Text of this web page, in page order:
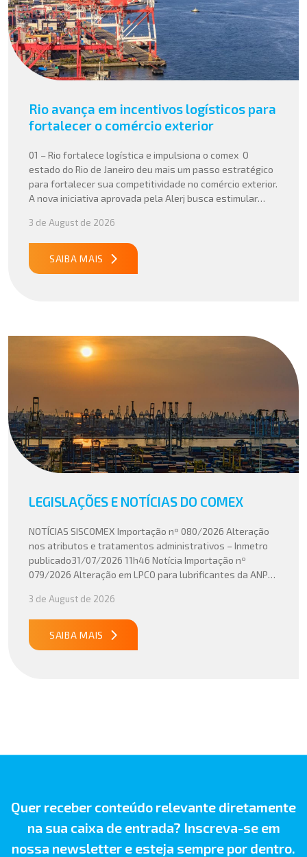
Rio avança em incentivos logísticos para
fortalecer o comércio exterior
01 – Rio fortalece logística e impulsiona o comex O
estado do Rio de Janeiro deu mais um passo estratégico
para fortalecer sua competitividade no comércio exterior.
A nova iniciativa aprovada pela Alerj busca estimular
para empresas que atuam com importação e exportação,
especialmente em setores que […]
3 de August de 2026
SAIBA MAIS
LEGISLAÇÕES E NOTÍCIAS DO COMEX
NOTÍCIAS SISCOMEX Importação nº 080/2026 Alteração
nos atributos e tratamentos administrativos – Inmetro
publicado31/07/2026 11h46 Notícia Importação nº
079/2026 Alteração em LPCO para lubrificantes da ANP
078/2026 Atualização do cálculo do Imposto de
Importação no Acordo Mercosul – União Europeia
publicado29/07/2026 18h47 Notícia PUBLICADO DOU
31/07/26 ATO CONJUNTO RFB/CGIBS Nº […]
3 de August de 2026
SAIBA MAIS
Quer receber conteúdo relevante diretamente
na sua caixa de entrada? Inscreva-se em
nossa newsletter e esteja sempre por dentro.